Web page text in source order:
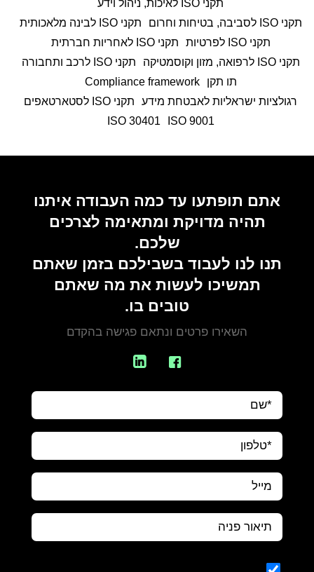
תקני ISO לאיכות, ניהול וידע
תקני ISO לסביבה, בטיחות וחרום
תקני ISO לבינה מלאכותית
תקני ISO לפרטיות
תקני ISO לאחריות חברתית
תקני ISO לרפואה, מזון וקוסמטיקה
תקני ISO לרכב ותחבורה
תו תקן
Compliance framework
רגולציות ישראליות לאבטחת מידע
תקני ISO לסטארטאפים
9001 ISO
ISO 30401
אתם תופתעו עד כמה העבודה איתנו
תהיה מדויקת ומתאימה לצרכים
שלכם.
תנו לנו לעבוד בשבילכם בזמן שאתם
תמשיכו לעשות את מה שאתם
טובים בו.
השאירו פרטים ונתאם פגישה בהקדם